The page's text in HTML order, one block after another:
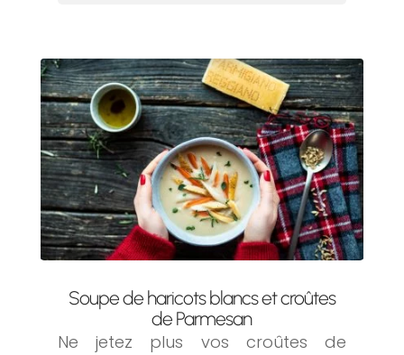
Soupe de haricots blancs et croûtes
de Parmesan
Ne jetez plus vos croûtes de